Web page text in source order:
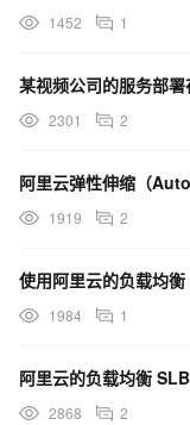
1452 1
2301 2
1919 2
1984 1
2868 2